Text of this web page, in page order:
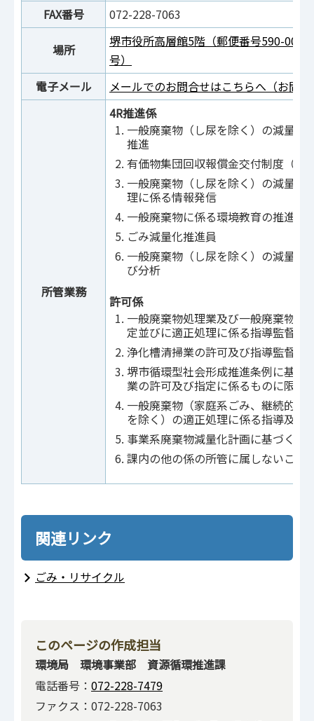
FAX番号
072-228-7063
場所
堺市役所高層館5階（郵便番号590-
号）
電子メール
メールでのお問合せはこちらへ（お問
所管業務
4R推進係
一般廃棄物（し尿を除く）の減量化
推進
有価物集団回収報償金交付制度（交
一般廃棄物（し尿を除く）の減量化
理に係る情報発信
一般廃棄物に係る環境教育の推進
ごみ減量化推進員
一般廃棄物（し尿を除く）の減量化
び分析
許可係
一般廃棄物処理業及び一般廃棄物処
定並びに適正処理に係る指導監督
浄化槽清掃業の許可及び指導監督
堺市循環型社会形成推進条例に基づ
業の許可及び指定に係るものに限る
一般廃棄物（家庭系ごみ、継続的な
を除く）の適正処理に係る指導及び
事業系廃棄物減量化計画に基づく指
課内の他の係の所管に属しないこと
関連リンク
ごみ・リサイクル
このページの作成担当
環境局 環境事業部 資源循環推進課
電話番号： 072-228-7479
ファクス：072-228-7063